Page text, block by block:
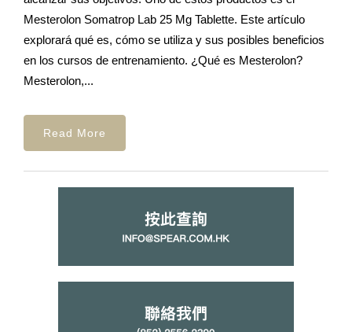
Mesterolon Somatrop Lab 25 Mg Tablette. Este artículo
explorará qué es, cómo se utiliza y sus posibles beneficios
en los cursos de entrenamiento. ¿Qué es Mesterolon?
Mesterolon,...
Read More